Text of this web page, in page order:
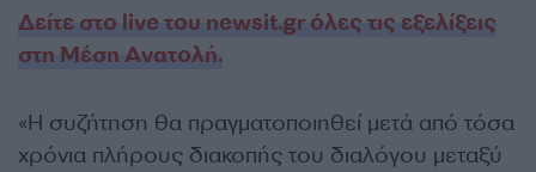
Δείτε στο live του newsit.gr όλες τις εξελίξεις
στη Μέση Ανατολή.
«Η συζήτηση θα πραγματοποιηθεί μετά από τόσα
χρόνια πλήρους διακοπής του διαλόγου μεταξύ